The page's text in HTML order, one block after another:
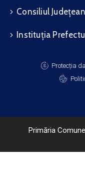
Consiliul
Instituția
Protecția
Primăria